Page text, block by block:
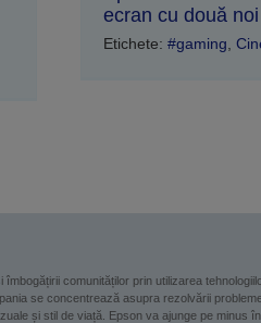
ecran cu două
Etichete: #gaming
comunităților prin utilizarea
se concentrează asupra rezolvării
și stil de viață. Epson va ajunge pe minus